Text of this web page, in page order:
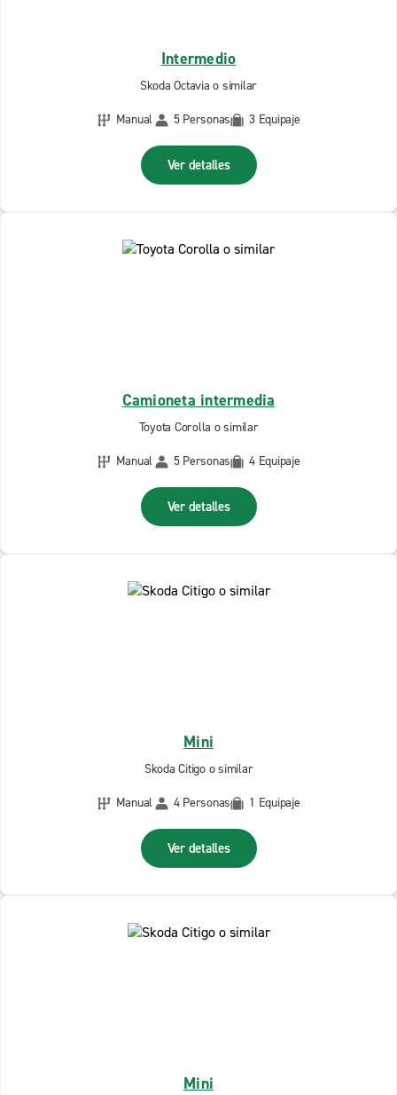
Intermedio
Skoda Octavia o similar
Manual
5 Personas 3 Equipaje
Ver detalles
Camioneta intermedia
Toyota Corolla o similar
Manual
5 Personas 4 Equipaje
Ver detalles
Mini
Skoda Citigo o similar
Manual
4 Personas 1 Equipaje
Ver detalles
Mini